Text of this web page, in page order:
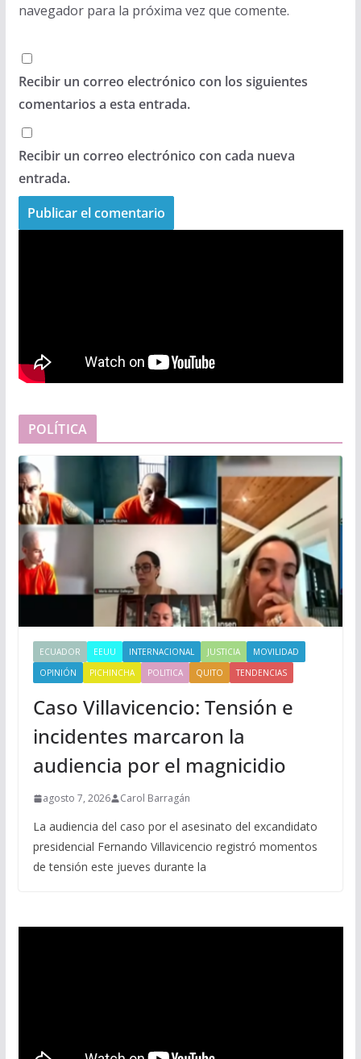
navegador para la próxima vez que comente.
Recibir un correo electrónico con los siguientes
comentarios a esta entrada.
Recibir un correo electrónico con cada nueva
entrada.
POLÍTICA
ECUADOR EEUU INTERNACIONAL JUSTICIA
MOVILIDAD
OPINIÓN
PICHINCHA POLITICA QUITO TENDENCIAS
Caso Villavicencio: Tensión e
incidentes marcaron la
audiencia por el magnicidio
agosto 7, 2026 Carol Barragán
La audiencia del caso por el asesinato del excandidato
presidencial Fernando Villavicencio registró momentos
de tensión este jueves durante la